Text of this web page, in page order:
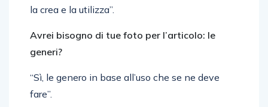
la crea e la utilizza”.
Avrei bisogno di tue foto per l’articolo: le
generi?
“Sì, le genero in base all’uso che se ne deve
fare”.